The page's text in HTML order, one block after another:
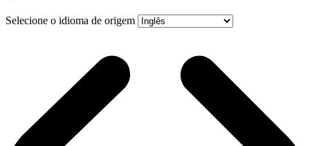
Selecione o idioma de origem